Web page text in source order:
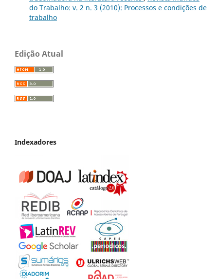
do Trabalho: v. 2 n. 3 (2010): Processos e condições de
trabalho
Edição Atual
Indexadores